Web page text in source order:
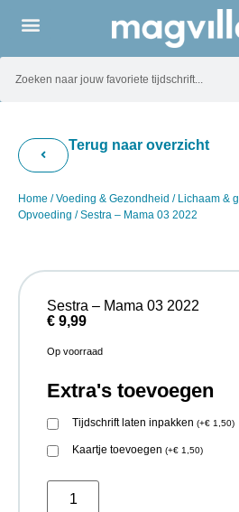
Terug naar overzicht
Home /Voeding & Gezondheid / Lichaam &
Opvoeding / Sestra – Mama 03 2022
Sestra – Mama 03 2022
€ 9,99
Op voorraad
Extra's toevoegen
Tijdschrift laten inpakken (+€ 1,50)
Kaartje toevoegen (+€ 1,50)